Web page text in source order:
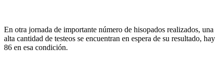
En otra jornada de importante número de hisopados realizados, una
alta cantidad de testeos se encuentran en espera de su resultado, hay
86 en esa condición.